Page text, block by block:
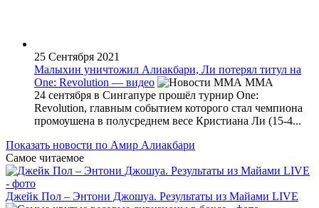
25 Сентября 2021
Малыхин уничтожил Алиакбари, Ли потерял титул на
One: Revolution — видео
MMA
24 сентября в Сингапуре прошёл турнир One:
Revolution, главным событием которого стал чемпиона
промоушена в полусреднем весе Кристиана Ли (15-4...
Показать новости по Амир Алиакбари
Самое читаемое
Джейк Пол – Энтони Джошуа. Результаты из Майами LIVE